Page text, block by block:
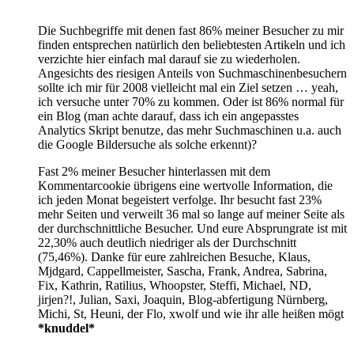
Die Suchbegriffe mit denen fast 86% meiner Besucher zu mir
finden entsprechen natürlich den beliebtesten Artikeln und ich
verzichte hier einfach mal darauf sie zu wiederholen.
Angesichts des riesigen Anteils von Suchmaschinenbesuchern
sollte ich mir für 2008 vielleicht mal ein Ziel setzen … yeah,
ich versuche unter 70% zu kommen. Oder ist 86% normal für
ein Blog (man achte darauf, dass ich ein angepasstes
Analytics Skript benutze, das mehr Suchmaschinen u.a. auch
die Google Bildersuche als solche erkennt)?
Fast 2% meiner Besucher hinterlassen mit dem
Kommentarcookie übrigens eine wertvolle Information, die
ich jeden Monat begeistert verfolge. Ihr besucht fast 23%
mehr Seiten und verweilt 36 mal so lange auf meiner Seite als
der durchschnittliche Besucher. Und eure Absprungrate ist mit
22,30% auch deutlich niedriger als der Durchschnitt
(75,46%). Danke für eure zahlreichen Besuche, Klaus,
Mjdgard, Cappellmeister, Sascha, Frank, Andrea, Sabrina,
Fix, Kathrin, Ratilius, Whoopster, Steffi, Michael, ND,
jirjen?!, Julian, Saxi, Joaquin, Blog-abfertigung Nürnberg,
Michi, St, Heuni, der Flo, xwolf und wie ihr alle heißen mögt
*knuddel*